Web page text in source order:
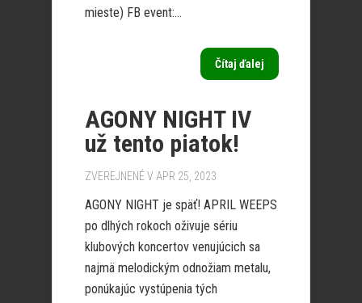
mieste) FB event:...
Čítaj ďalej
AGONY NIGHT IV
už tento piatok!
ZVEREJNENÉ V APR 25, 2023
AGONY NIGHT je späť! APRIL WEEPS
po dlhých rokoch oživuje sériu
klubových koncertov venujúcich sa
najmä melodickým odnožiam metalu,
ponúkajúc vystúpenia tých